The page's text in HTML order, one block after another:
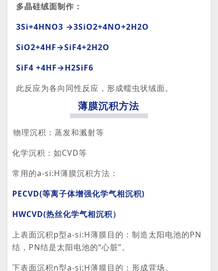
多晶硅绒面制作：
3Si+4HNO3 →3SiO2+4NO+2H2O
SiO2+4HF→SiF4+2H2O
SiF4 +4HF→H2SiF6
此反应为各向同性反应，形成蠕虫状绒面。
薄膜沉积方法
物理沉积：蒸发和溅射等
化学沉积：如CVD等
常用的a-si:H薄膜沉积方法：
PECVD(等离子体增强化学气相沉积)
HWCVD(热丝化学气相沉积）
上表面沉积p型a-si:H薄膜目的：制造太阳电池的PN
结，PN结是太阳电池的“心脏”。
下表面沉积n型a-si:H薄膜目的：形成背场。